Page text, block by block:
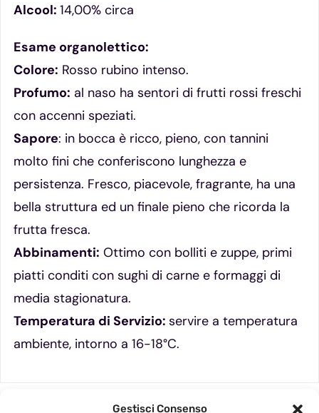
Gestisci Consenso
Alcool: 14,00% circa
Esame organolettico:
Colore: Rosso rubino intenso.
Profumo: al naso ha sentori di frutti rossi freschi
con accenni speziati.
Sapore: in bocca è ricco, pieno, con tannini
molto fini che conferiscono lunghezza e
persistenza. Fresco, piacevole, fragrante, ha una
bella struttura ed un finale pieno che ricorda la
frutta fresca.
Abbinamenti: Ottimo con bolliti e zuppe, primi
piatti conditi con sughi di carne e formaggi di
media stagionatura.
Temperatura di Servizio: servire a temperatura
ambiente, intorno a 16-18°C.